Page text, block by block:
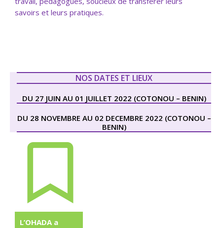
savoirs et leurs pratiques.
NOS DATES ET LIEUX
DU 27 JUIN AU 01 JUILLET 2022 (COTONOU – BENIN)
DU 28 NOVEMBRE AU 02 DECEMBRE 2022 (COTONOU –
BENIN)
L’OHADA a